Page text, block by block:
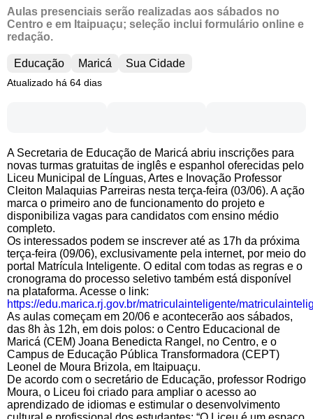
Aulas presenciais serão realizadas aos sábados no
Centro e em Itaipuaçu; seleção inclui formulário online e
redação.
Educação Maricá Sua Cidade
Atualizado há 64 dias
A Secretaria de Educação de Maricá abriu inscrições para
novas turmas gratuitas de inglês e espanhol oferecidas pelo
Liceu Municipal de Línguas, Artes e Inovação Professor
Cleiton Malaquias Parreiras nesta terça-feira (03/06). A ação
marca o primeiro ano de funcionamento do projeto e
disponibiliza vagas para candidatos com ensino médio
completo.
Os interessados podem se inscrever até as 17h da próxima
terça-feira (09/06), exclusivamente pela internet, por meio do
portal Matrícula Inteligente. O edital com todas as regras e o
cronograma do processo seletivo também está disponível
na plataforma. Acesse o link:
https://edu.marica.rj.gov.br/matriculainteligente/
As aulas começam em 20/06 e acontecerão aos sábados,
das 8h às 12h, em dois polos: o Centro Educacional de
Maricá (CEM) Joana Benedicta Rangel, no Centro, e o
Campus de Educação Pública Transformadora (CEPT)
Leonel de Moura Brizola, em Itaipuaçu.
De acordo com o secretário de Educação, professor Rodrigo
Moura, o Liceu foi criado para ampliar o acesso ao
aprendizado de idiomas e estimular o desenvolvimento